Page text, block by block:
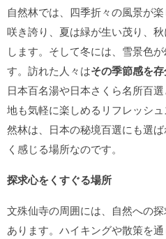
自然林では、四季折々の風景が
咲き誇り、夏は緑が生い茂り、
します。そして冬には、雪景色
す。訪れた人々はその季節感を
日本百名湯や日本さくら名所百
地も気軽に楽しめるリフレッシ
然林は、日本の秘境百選にも選
く感じる場所なのです。
探求心をくすぐる場所
文殊仙寺の周囲には、自然への
あります。ハイキングや散策を